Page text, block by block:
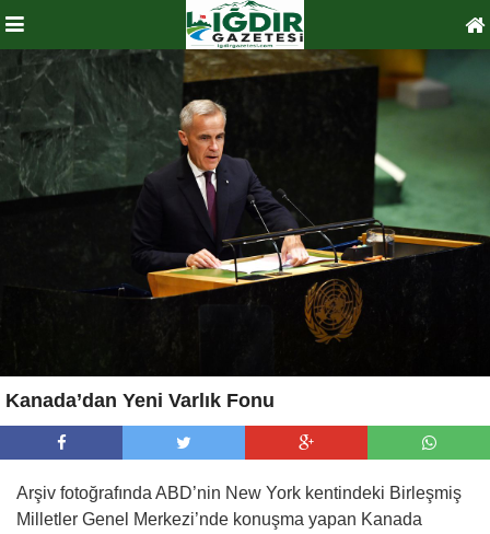
Kanada’dan Yeni Varlık Fonu
Arşiv fotoğrafında ABD’nin New York kentindeki Birleşmiş
Milletler Genel Merkezi’nde konuşma yapan Kanada